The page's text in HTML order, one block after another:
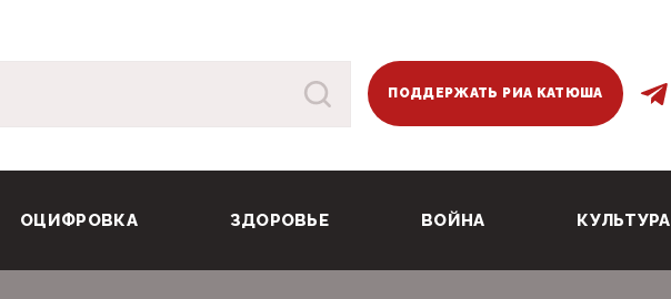
ПОДДЕРЖАТЬ РИА КАТЮША
ОЦИФРОВКА ЗДОРОВЬЕ ВОЙНА КУЛЬТУРА